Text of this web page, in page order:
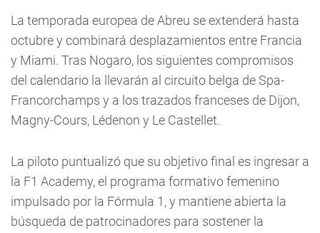
La temporada europea de Abreu se extenderá hasta
octubre y combinará desplazamientos entre Francia
y Miami. Tras Nogaro, los siguientes compromisos
del calendario la llevarán al circuito belga de Spa-
Francorchamps y a los trazados franceses de Dijon,
Magny-Cours, Lédenon y Le Castellet.
La piloto puntualizó que su objetivo final es ingresar a
la F1 Academy, el programa formativo femenino
impulsado por la Fórmula 1, y mantiene abierta la
búsqueda de patrocinadores para sostener la